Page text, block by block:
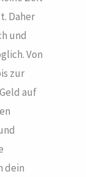
Daher
und
Von
zur
auf
dein